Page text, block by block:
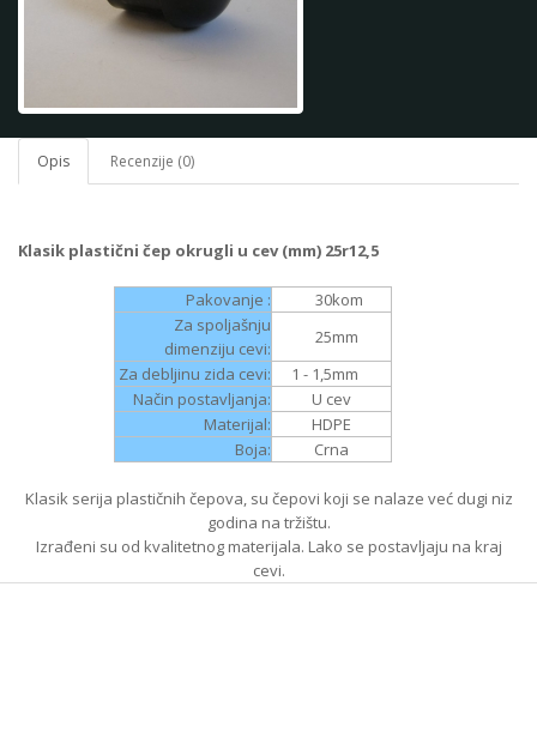
Opis Recenzije (0)
Klasik plastični čep okrugli u cev (mm) 25r12,5
Pakovanje : 30kom
Za spoljašnju
dimenziju cevi:
25mm
Za debljinu zida cevi:
1 - 1,5mm
Način postavljanja:
U cev
Materijal:
HDPE
Boja:
Crna
Klasik serija plastičnih čepova, su čepovi koji se nalaze već dugi niz
godina na tržištu.
Izrađeni su od kvalitetnog materijala. Lako se postavljaju na kraj
cevi.